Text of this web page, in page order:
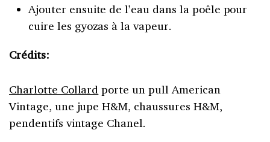
Ajouter ensuite de l’eau dans la poêle pour
cuire les gyozas à la vapeur.
Crédits:
Charlotte Collard porte un pull American
Vintage, une jupe H&M, chaussures H&M,
pendentifs vintage Chanel.